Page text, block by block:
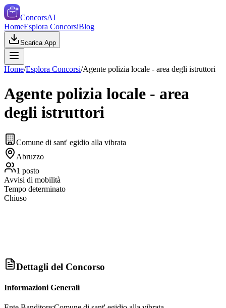
ConcorsAI
HomeEsplora ConcorsiBlog
Scarica App
Home/Esplora Concorsi/Agente polizia locale - area degli istruttori
Agente polizia locale - area
degli istruttori
Comune di sant' egidio alla vibrata
Abruzzo
1 posto
Avvisi di mobilità
Tempo determinato
Chiuso
Dettagli del Concorso
Informazioni Generali